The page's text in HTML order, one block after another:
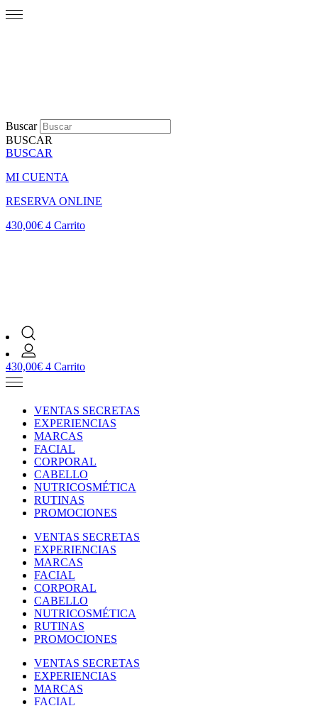
Buscar
BUSCAR
BUSCAR
MI CUENTA
RESERVA ONLINE
430,00€ 4 Carrito
430,00€ 4 Carrito
VENTAS SECRETAS
EXPERIENCIAS
MARCAS
FACIAL
CORPORAL
CABELLO
NUTRICOSMÉTICA
RUTINAS
PROMOCIONES
VENTAS SECRETAS
EXPERIENCIAS
MARCAS
FACIAL
CORPORAL
CABELLO
NUTRICOSMÉTICA
RUTINAS
PROMOCIONES
VENTAS SECRETAS
EXPERIENCIAS
MARCAS
FACIAL